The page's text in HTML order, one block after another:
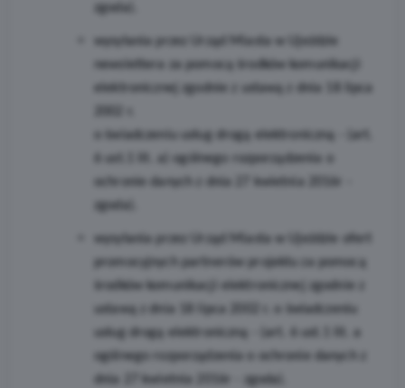
zgoda).
wysyłania przez Urząd Miasta w Ujeździe
elektronicznej zgodnie z ustawą z dnia 18 lipca
o świadczeniu usług drogą elektroniczną - (art.
6 ust.1 lit. a) ogólnego rozporządzenia o
zgoda).
wysyłania przez Urząd Miasta w Ujeździe ofert
środków komunikacji elektronicznej zgodnie z
usług drogą elektroniczną - (art. 6 ust.1 lit. a
ogólnego rozporządzenia o ochronie danych z
dnia 27 kwietnia 2016r - zgoda).